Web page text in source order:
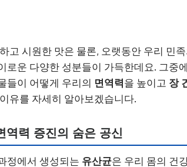
고 시원한 맛은 물론, 오랫동안 우리 민
로운 다양한 성분들이 가득한데요. 그중
들이 어떻게 우리의 면역력을 높이고 장
유를 자세히 알아보겠습니다.
역력 증진의 숨은 공신
정에서 생성되는 유산균은 우리 몸의 건